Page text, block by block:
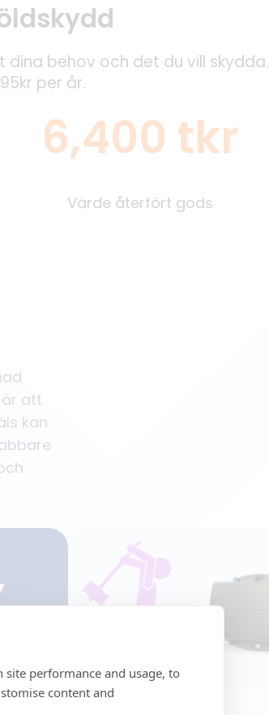
performance and usage, to
content and
behov och det du vill skydda.
per år.
6,400 tkr
Värde återfört gods
att
kan